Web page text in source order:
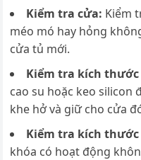
Kiểm tra cửa: Kiểm
méo mó hay hỏng
cửa tủ mới.
Kiểm tra kích
cao su hoặc keo silicon
khe hở và giữ cho cửa
Kiểm tra kích
khóa có hoạt động